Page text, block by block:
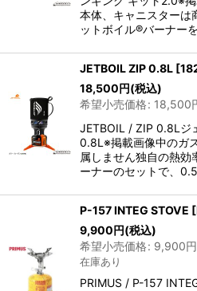
本体、キャニスターは
ットボイル®バーナー
JETBOIL ZIP 0.8L [
18,500円(税込)
希望小売価格: 18,500
JETBOIL / ZIP 0.8Lジ
0.8L※掲載画像中のガ
属しません独自の熱効
ーナーのセットで、
P-157 INTEG STOVE [
9,900円(税込)
希望小売価格: 9,900円
在庫あり
PRIMUS / P-157